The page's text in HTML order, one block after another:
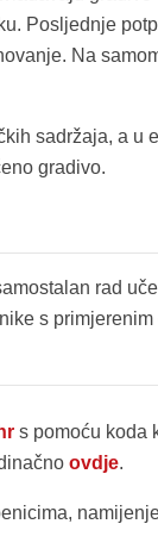
Posljednje
Na
sadržaja, a u
gradivo.
rad
s
s pomoću koda
ovdje.